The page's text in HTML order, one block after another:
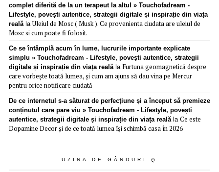
complet diferită de la un terapeut la altul » Touchofadream -
Lifestyle, povești autentice, strategii digitale și inspirație din viața
realălaUleiul de Mosc ( Musk ). Ce provenienta ciudata are uleiul de
Mosc si cum poate fi folosit.
Ce se întâmplă acum în lume, lucrurile importante explicate
simplu » Touchofadream - Lifestyle, povești autentice, strategii
digitale și inspirație din viața realăla Furtuna geomagnetică despre
care vorbește toată lumea, și cum am ajuns să dau vina pe Mercur
pentru orice notificare ciudată
De ce internetul s-a săturat de perfecțiune și a început să premieze
conținutul care pare viu » Touchofadream - Lifestyle, povești
autentice, strategii digitale și inspirație din viața realăla Ce este
Dopamine Decor și de ce toată lumea își schimbă casa în 2026
UZINA DE GÂNDURI Ღ